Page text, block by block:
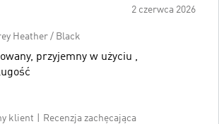
2 czerwca 2026
Heather / Black
przyjemny w użyciu ,
klient
Recenzja zachęcająca